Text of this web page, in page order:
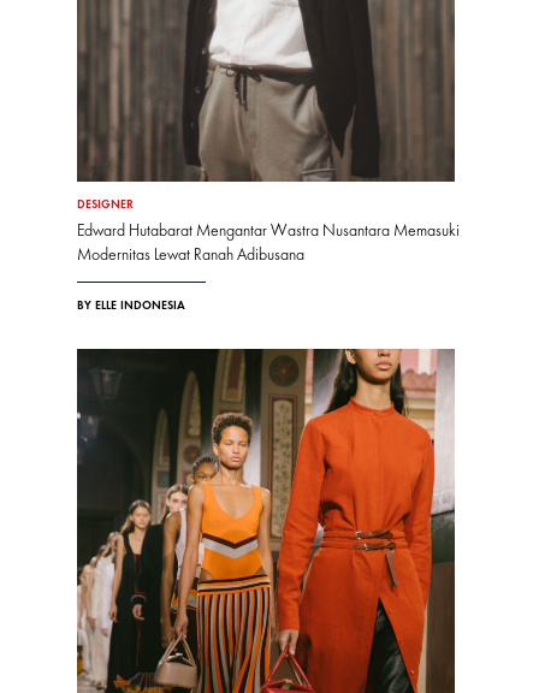
DESIGNER
Edward Hutabarat Mengantar Wastra Nusantara Memasuki
Modernitas Lewat Ranah Adibusana
BY ELLE INDONESIA